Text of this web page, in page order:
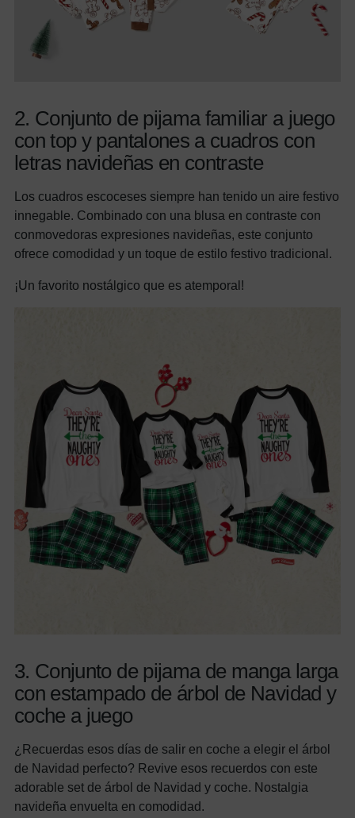
2. Conjunto de pijama familiar a juego
con top y pantalones a cuadros con
letras navideñas en contraste
Los cuadros escoceses siempre han tenido un aire festivo
innegable. Combinado con una blusa en contraste con
conmovedoras expresiones navideñas, este conjunto
ofrece comodidad y un toque de estilo festivo tradicional.
¡Un favorito nostálgico que es atemporal!
3. Conjunto de pijama de manga larga
con estampado de árbol de Navidad y
coche a juego
¿Recuerdas esos días de salir en coche a elegir el árbol
de Navidad perfecto? Revive esos recuerdos con este
adorable set de árbol de Navidad y coche. Nostalgia
navideña envuelta en comodidad.